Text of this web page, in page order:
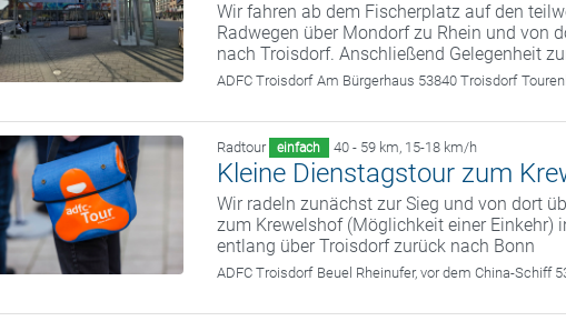
Wir fahren ab dem Fischerplatz auf den
Radwegen über Mondorf zu Rhein und von
nach Troisdorf. Anschließend Gelegenheit
ADFC Troisdorf Am Bürgerhaus 53840 Troisdorf
Radtour einfach 40 - 59 km, 15-18 km/h
Kleine Dienstagstour zum
Wir radeln zunächst zur Sieg und von dort
zum Krewelshof (Möglichkeit einer Einkehr)
entlang über Troisdorf zurück nach Bonn
ADFC Troisdorf Beuel Rheinufer, vor dem China-Schiff